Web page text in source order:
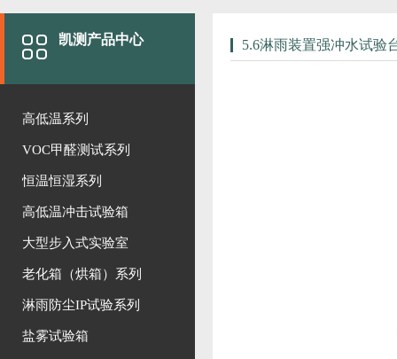
凯测产品中心
高低温系列
VOC甲醛测试系列
恒温恒湿系列
高低温冲击试验箱
大型步入式实验室
老化箱（烘箱）系列
淋雨防尘IP试验系列
盐雾试验箱
5.6淋雨装置强冲水试验